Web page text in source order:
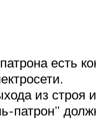
есть
из строя